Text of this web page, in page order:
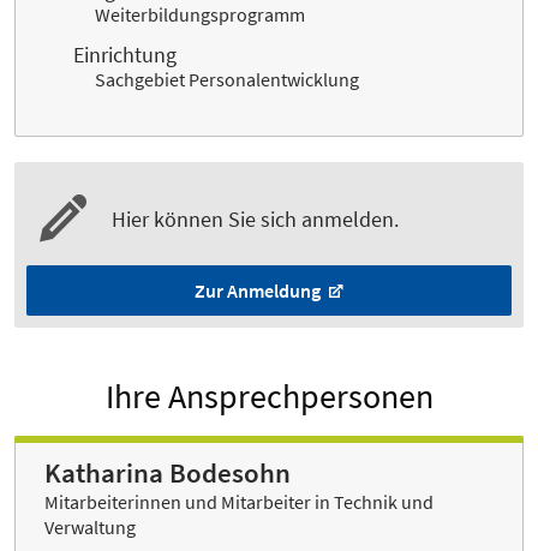
Weiterbildungsprogramm
Einrichtung
Sachgebiet Personalentwicklung
Hier können Sie sich anmelden.
Zur Anmeldung
Ihre Ansprechpersonen
Katharina Bodesohn
Mitarbeiterinnen und Mitarbeiter in Technik und
Verwaltung